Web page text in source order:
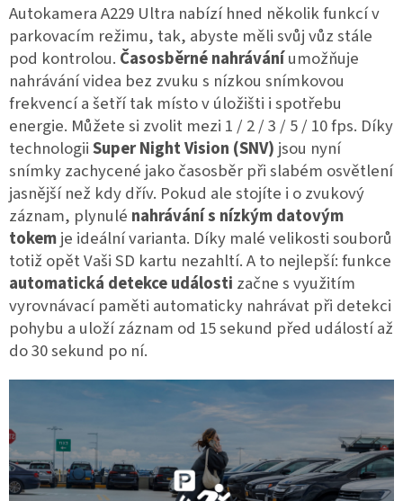
Autokamera A229 Ultra nabízí hned několik funkcí v
parkovacím režimu, tak, abyste měli svůj vůz stále
pod kontrolou. Časosběrné nahráváníumožňuje
nahrávání videa bez zvuku s nízkou snímkovou
frekvencí a šetří tak místo v úložišti i spotřebu
energie. Můžete si zvolit mezi 1 / 2 / 3 / 5 / 10 fps. Díky
technologiiSuper Night Vision (SNV) jsou nyní
snímky zachycené jako časosběr při slabém osvětlení
jasnější než kdy dřív. Pokud ale stojíte i o zvukový
záznam, plynulé nahrávání s nízkým datovým
tokemje ideální varianta. Díky malé velikosti souborů
totiž opět Vaši SD kartu nezahltí. A to nejlepší: funkce
automatická detekce události začne s využitím
vyrovnávací paměti automaticky nahrávat při detekci
pohybu a uloží záznam od 15 sekund před událostí až
do 30 sekund po ní.